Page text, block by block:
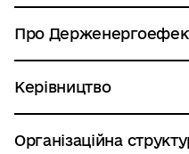
Про
Керівництво
Організаційна